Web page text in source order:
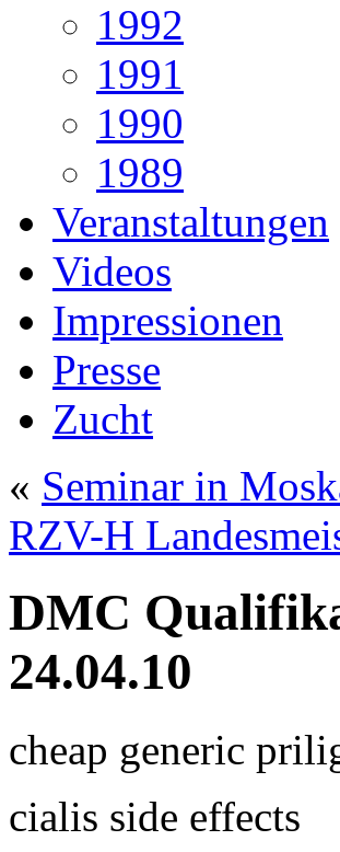
1992
1991
1990
1989
Veranstaltungen
Videos
Impressionen
Presse
Zucht
« Seminar in
RZV-H
DMC
24.04.10
cheap generic
cialis side effects